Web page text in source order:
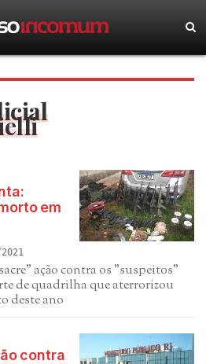
em
ação contra os "suspeitos"
de quadrilha que aterrorizou
deste ano
contra